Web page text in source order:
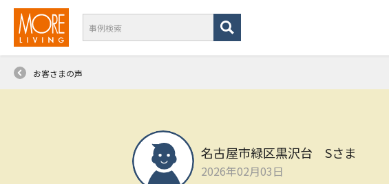
お客さまの声
名古屋市緑区黒沢台 Sさま
2026年02月03日